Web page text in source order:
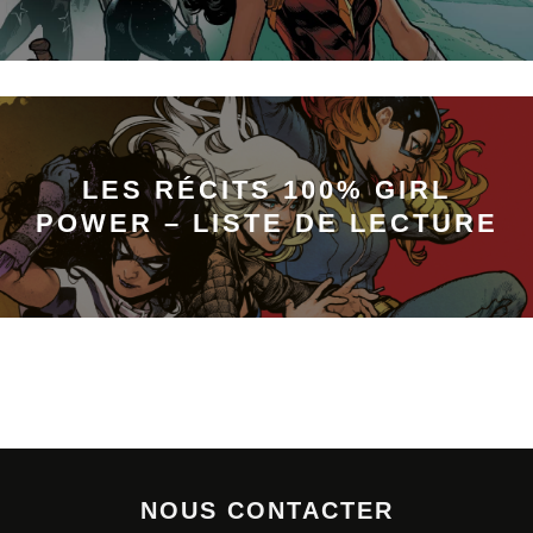
LES RÉCITS 100% GIRL
POWER – LISTE DE LECTURE
NOUS CONTACTER